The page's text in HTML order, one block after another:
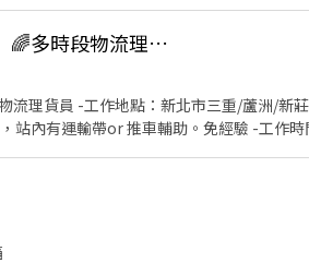
🌈單日打工.領現無壓力🌈【雙北捷運可達】🌈多時段物流理貨c1
流理貨員 -工作地點：新北市三重/蘆洲/新
站內有運輸帶or 推車輔助。免經驗 -工作
@lisin888 （力信公司） 線上應徵 https://